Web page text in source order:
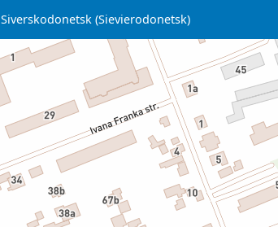
Siverskodonetsk (Sievierodonetsk)